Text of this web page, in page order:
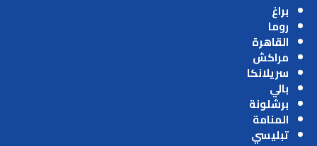
براغ
روما
القاهرة
مراكش
سريلانكا
بالي
برشلونة
المنامة
تبليسي